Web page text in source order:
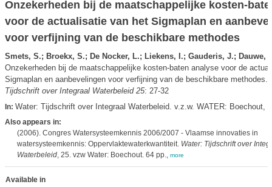
Onzekerheden bij de maatschappelijke kosten-
voor de actualisatie van het Sigmaplan en
voor verfijning van de beschikbare methodes
Smets, S.; Broekx, S.; De Nocker, L.; Liekens, I.; Gauderis, J.; Dauwe,
Onzekerheden bij de maatschappelijke kosten-baten analyse voor de
Sigmaplan en aanbevelingen voor verfijning van de beschikbare methodes.
Tijdschrift over Integraal Waterbeleid 25: 27-32
In: Water: Tijdschrift over Integraal Waterbeleid. v.z.w. WATER: Boechout,
Also appears in:
(2006). Congres Watersysteemkennis 2006/2007 - Vlaamse innovaties in
watersysteemkennis: Oppervlaktewaterkwantiteit. Water: Tijdschrift over
Waterbeleid, 25. vzw Water: Boechout. 64 pp., more
Available in